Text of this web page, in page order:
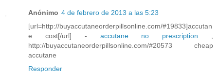
Anónimo 4 de febrero de 2013 a las 5:23
[url=http://buyaccutaneorderpillsonline.com/#19833]accutan
e cost[/url] - accutane no prescription
http://buyaccutaneorderpillsonline.com/#20573 cheap
accutane
Responder